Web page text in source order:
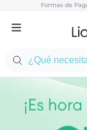
Formas de